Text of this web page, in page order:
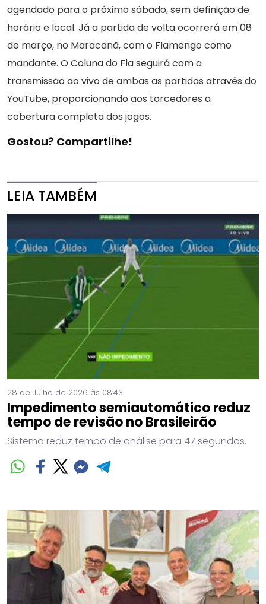
agendado para o próximo sábado, sem definição de
horário e local. Já a partida de volta ocorrerá em 08
de março, no Maracanã, com o Flamengo como
mandante. O Coluna do Fla seguirá com a
transmissão ao vivo de ambas as partidas através do
YouTube, proporcionando aos torcedores a
cobertura completa dos jogos.
Gostou? Compartilhe!
LEIA TAMBÉM
28 de Julho de 2026 às 08:43
Impedimento semiautomático reduz
tempo de revisão no Brasileirão
Sistema reduz tempo de análise para 47 segundos.